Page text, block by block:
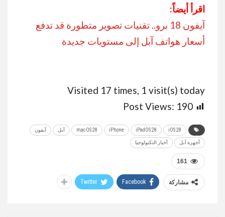
اقرأ أيضاً:
آيفون 18 برو.. تقنيات تصوير متطورة قد تدفع
أسعار هواتف آبل إلى مستويات جديدة
Visited 17 times, 1 visit(s) today
Post Views: 190
iOS 28
iPadOS 28
iPhone
macOS 28 آبل آيفون
أجهزة آبل أخبار التكنولوجيا
161
مشاركة Facebook
Twitter